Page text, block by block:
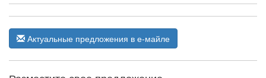
Актуальные предложения в е-майле